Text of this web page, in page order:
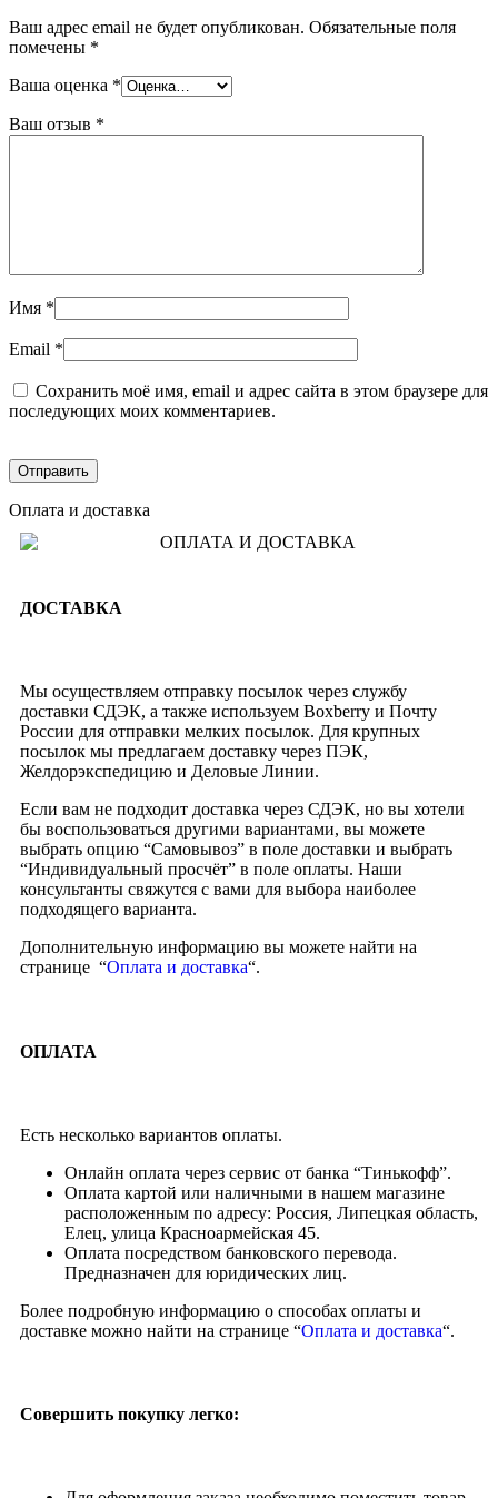
Ваш адрес email не будет опубликован. Обязательные поля
помечены *
Ваша оценка *
Ваш отзыв *
Имя *
Email *
Сохранить моё имя, email и адрес сайта в этом браузере для
последующих моих комментариев.
Оплата и доставка
ДОСТАВКА
Мы осуществляем отправку посылок через службу
доставки СДЭК, а также используем Boxberry и Почту
России для отправки мелких посылок. Для крупных
посылок мы предлагаем доставку через ПЭК,
Желдорэкспедицию и Деловые Линии.
Если вам не подходит доставка через СДЭК, но вы хотели
бы воспользоваться другими вариантами, вы можете
выбрать опцию “Самовывоз” в поле доставки и выбрать
“Индивидуальный просчёт” в поле оплаты. Наши
консультанты свяжутся с вами для выбора наиболее
подходящего варианта.
Дополнительную информацию вы можете найти на
странице “Оплата и доставка“.
ОПЛАТА
Есть несколько вариантов оплаты.
Онлайн оплата через сервис от банка “Тинькофф”.
Оплата картой или наличными в нашем магазине
расположенным по адресу: Россия, Липецкая область,
Елец, улица Красноармейская 45.
Оплата посредством банковского перевода.
Предназначен для юридических лиц.
Более подробную информацию о способах оплаты и
доставке можно найти на странице “Оплата и доставка“.
Совершить покупку легко: